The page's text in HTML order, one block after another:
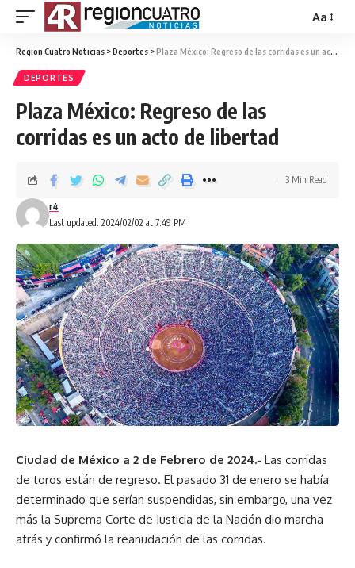
Aa
Region Cuatro Noticias >Deportes >Plaza México: Regreso de las corridas es un acto de libertad
DEPORTES
Plaza México: Regreso de las
corridas es un acto de libertad
Last updated: 2024/02/02 at 7:49 PM
r4
3 Min Read
Ciudad de México a 2 de Febrero de 2024.- Las corridas
de toros están de regreso. El pasado 31 de enero se había
determinado que serían suspendidas, sin embargo, una vez
más la Suprema Corte de Justicia de la Nación dio marcha
atrás y confirmó la reanudación de las corridas.